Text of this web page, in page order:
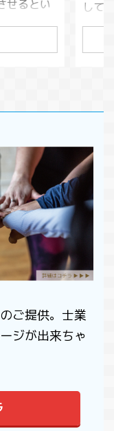
せるとい
償請求
る人が損
す。こ
に考え
回は、不
相殺につ
で分か
働債権相
法行為と
よる損害
して
万円
が、
消し
は、
ジで
ご提供。士業
ジが出来ちゃ